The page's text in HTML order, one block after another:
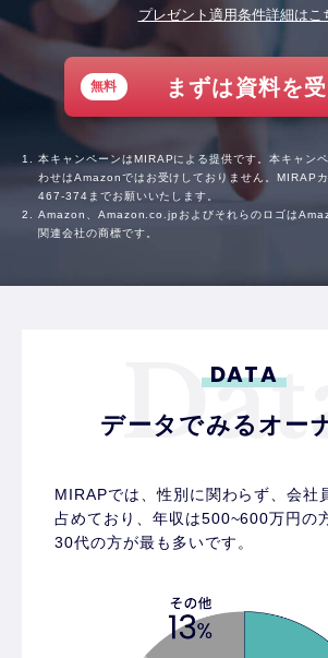
プレゼント適用条件詳細はこ
無料 まずは資料を
本キャンペーンはMIRAPによる提供です。本キャン
わせはAmazonではお受けしておりません。MIRAP
467-374 までお願いいたします。
Amazon、Amazon.co.jpおよびそれらのロゴは
関連会社の商標です。
DATA
データでみるオー
MIRAPでは、性別に関わらず、会社
占めており、 年収は500~600万円の
30代の方が最も多いです。